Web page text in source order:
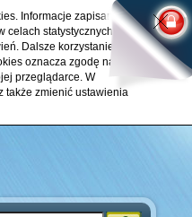
Informacje zapisane w
celach statystycznych,
Dalsze korzystanie z
oznacza zgodę na ich
przeglądarce. W
także zmienić ustawienia